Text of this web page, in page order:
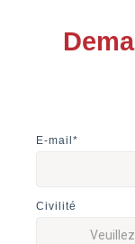
E-mail *
Civilité